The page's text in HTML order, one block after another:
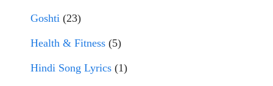
Goshti (23)
Health & Fitness (5)
Hindi Song Lyrics (1)